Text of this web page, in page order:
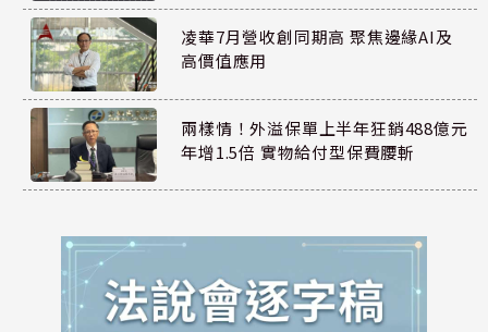
凌華7月營收創同期高 聚焦邊緣AI及
高價值應用
兩樣情！外溢保單上半年狂銷488億元
年增1.5倍 實物給付型保費腰斬